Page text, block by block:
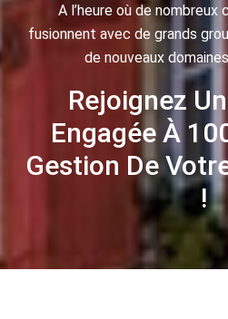
A l’heure où de
fusionnent avec de grands
de nouveaux
Rejoignez
Engagée À
Gestion De
!